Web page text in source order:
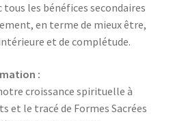
tous les bénéfices secondaires
en terme de mieux être,
et de complétude.
:
croissance spirituelle à
et le tracé de Formes Sacrées